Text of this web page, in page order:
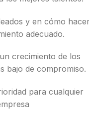
y en cómo
adecuado.
crecimiento de los
bajo de compromiso.
para cualquier